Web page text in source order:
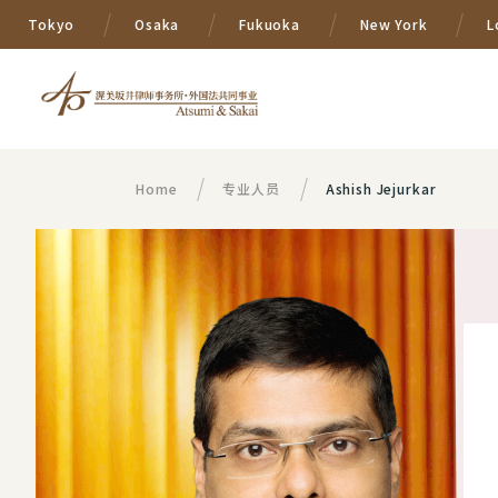
Tokyo Osaka Fukuoka New York
Home 专业人员 Ashish Jejurkar